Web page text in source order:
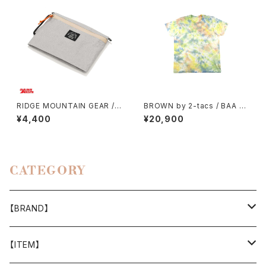
RIDGE MOUNTAIN GEAR /
TRAVEL POUCH PLUS（ULT
RA）
¥4,400
BROWN by 2-tacs / BAA P
OCKET（TIE DYE）
¥20,900
CATEGORY
【BRAND】
山と道
【ITEM】